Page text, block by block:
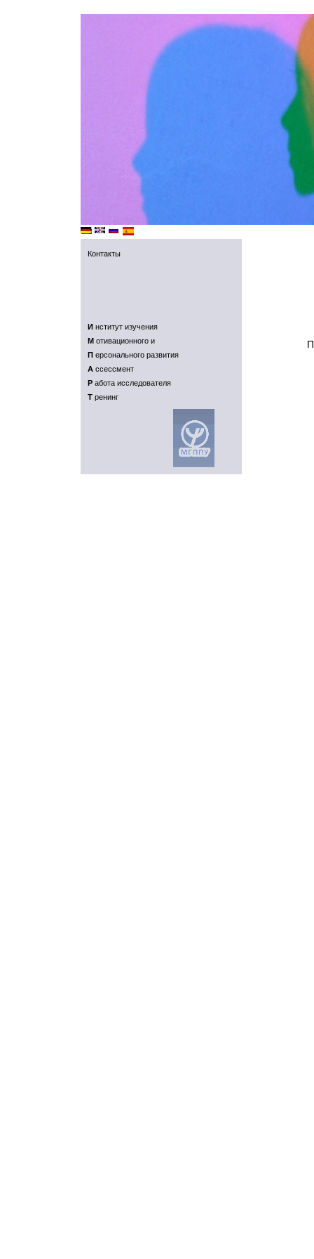
Контакты
И нститут изучения
M отивационного и
П ерсонального развития
A ссессмент
P абота исследователя
T ренинг